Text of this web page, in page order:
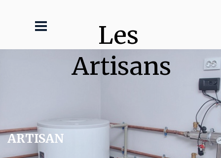
Les
Artisans
ARTISAN